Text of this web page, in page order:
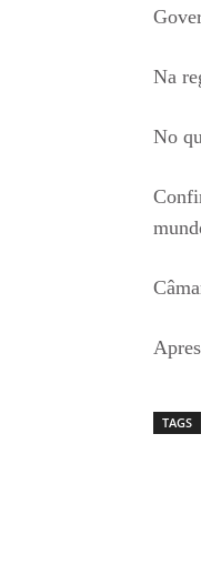
Na
No
TAGS